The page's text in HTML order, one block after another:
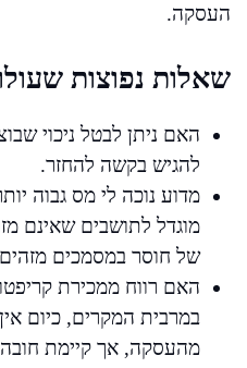
העסקה.
שאלות נפוצות
האם ניתן לבטל ניכוי
להגיש בקשה להחזר.
מדוע נוכה לי מס גבוה
מוגדל לתושבים שאינם
של חוסר במסמכים
האם רווח ממכירת
במרבית המקרים, כיום
מהעסקה, אך קיימת חובה